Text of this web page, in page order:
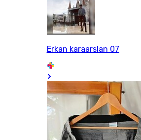
Erkan karaarslan 07